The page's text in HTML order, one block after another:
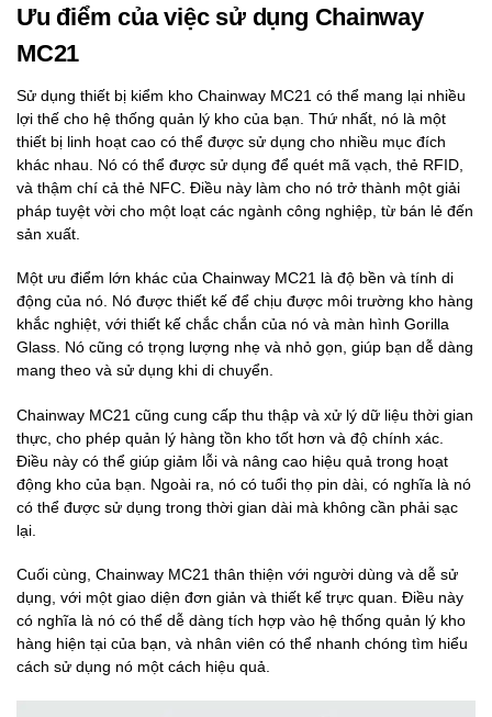
Ưu điểm của việc sử dụng Chainway
MC21
Sử dụng thiết bị kiểm kho Chainway MC21 có thể mang lại nhiều
lợi thế cho hệ thống quản lý kho của bạn. Thứ nhất, nó là một
thiết bị linh hoạt cao có thể được sử dụng cho nhiều mục đích
khác nhau. Nó có thể được sử dụng để quét mã vạch, thẻ RFID,
và thậm chí cả thẻ NFC. Điều này làm cho nó trở thành một giải
pháp tuyệt vời cho một loạt các ngành công nghiệp, từ bán lẻ đến
sản xuất.
Một ưu điểm lớn khác của Chainway MC21 là độ bền và tính di
động của nó. Nó được thiết kế để chịu được môi trường kho hàng
khắc nghiệt, với thiết kế chắc chắn của nó và màn hình Gorilla
Glass. Nó cũng có trọng lượng nhẹ và nhỏ gọn, giúp bạn dễ dàng
mang theo và sử dụng khi di chuyển.
Chainway MC21 cũng cung cấp thu thập và xử lý dữ liệu thời gian
thực, cho phép quản lý hàng tồn kho tốt hơn và độ chính xác.
Điều này có thể giúp giảm lỗi và nâng cao hiệu quả trong hoạt
động kho của bạn. Ngoài ra, nó có tuổi thọ pin dài, có nghĩa là nó
có thể được sử dụng trong thời gian dài mà không cần phải sạc
lại.
Cuối cùng, Chainway MC21 thân thiện với người dùng và dễ sử
dụng, với một giao diện đơn giản và thiết kế trực quan. Điều này
có nghĩa là nó có thể dễ dàng tích hợp vào hệ thống quản lý kho
hàng hiện tại của bạn, và nhân viên có thể nhanh chóng tìm hiểu
cách sử dụng nó một cách hiệu quả.